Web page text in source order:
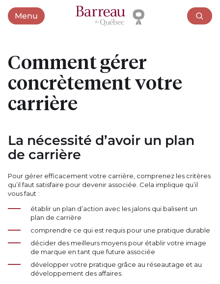
MenuOuvrir le menu
Comment gérer
concrètement votre
carrière
La nécessité d’avoir un plan
de carrière
Pour gérer efficacement votre carrière, comprenez les critères
qu’il faut satisfaire pour devenir associée. Cela implique qu’il
vous faut :
établir un plan d’action avec les jalons qui balisent un
plan de carrière
comprendre ce qui est requis pour une pratique durable
décider des meilleurs moyens pour établir votre image
de marque en tant que future associée
développer votre pratique grâce au réseautage et au
développement des affaires.